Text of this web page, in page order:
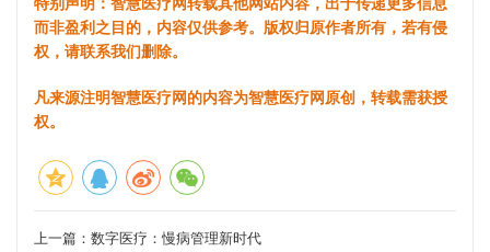
而非盈利之目的，内容仅供参考。版权归原作者所有，若有侵
权，请联系我们删除。
凡来源注明智慧医疗网的内容为智慧医疗网原创，转载需获授
权。
上一篇： 数字医疗：慢病管理新时代